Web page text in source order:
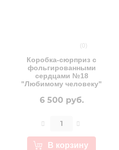
(0)
Коробка-сюрприз с
фольгированными
сердцами №18
"Любимому человеку"
6 500 руб.
В корзину